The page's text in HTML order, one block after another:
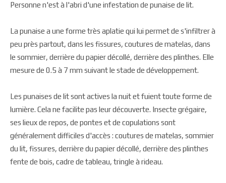
Personne n'est à l'abri d'une infestation de punaise de lit.
La punaise a une forme très aplatie qui lui permet de s'infiltrer à
peu près partout, dans les fissures, coutures de matelas, dans
le sommier, derrière du papier décollé, derrière des plinthes. Elle
mesure de 0.5 à 7 mm suivant le stade de développement.
Les punaises de lit sont actives la nuit et fuient toute forme de
lumière. Cela ne facilite pas leur découverte. Insecte grégaire,
ses lieux de repos, de pontes et de copulations sont
généralement difficiles d'accès : coutures de matelas, sommier
du lit, fissures, derrière du papier décollé, derrière des plinthes
fente de bois, cadre de tableau, tringle à rideau.